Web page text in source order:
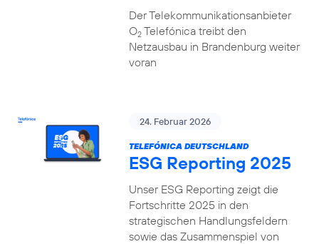
Der Telekommunikationsanbieter
O2Telefónica treibt den
Netzausbau in Brandenburg weiter
voran
24. Februar 2026
TELEFÓNICA DEUTSCHLAND
ESG Reporting 2025
Unser ESG Reporting zeigt die
Fortschritte 2025 in den
strategischen Handlungsfeldern
sowie das Zusammenspiel von